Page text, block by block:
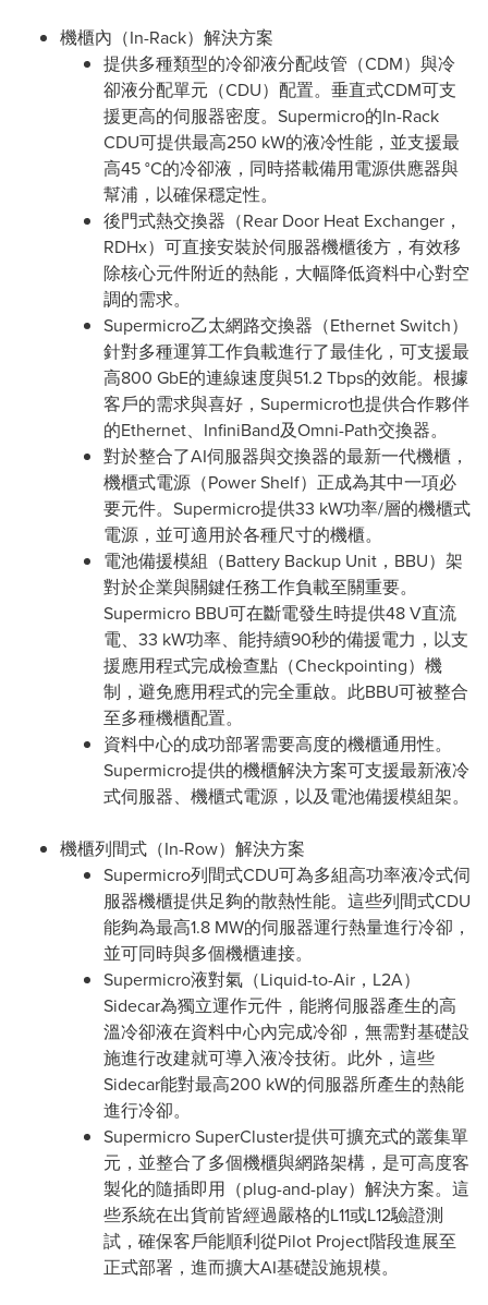
機櫃內（In-Rack）解決方案
提供多種類型的冷卻液分配歧管（CDM）與冷
卻液分配單元（CDU）配置。垂直式CDM可支
援更高的伺服器密度。Supermicro的In-Rack
CDU可提供最高250 kW的液冷性能，並支援最
高45 °C的冷卻液，同時搭載備用電源供應器與
幫浦，以確保穩定性。
後門式熱交換器（Rear Door Heat Exchanger，
RDHx）可直接安裝於伺服器機櫃後方，有效移
除核心元件附近的熱能，大幅降低資料中心對空
調的需求。
Supermicro乙太網路交換器（Ethernet Switch）
針對多種運算工作負載進行了最佳化，可支援最
高800 GbE的連線速度與51.2 Tbps的效能。根據
客戶的需求與喜好，Supermicro也提供合作夥伴
的Ethernet、InfiniBand及Omni-Path交換器。
對於整合了AI伺服器與交換器的最新一代機櫃，
機櫃式電源（Power Shelf）正成為其中一項必
要元件。Supermicro提供33 kW功率/層的機櫃式
電源，並可適用於各種尺寸的機櫃。
電池備援模組（Battery Backup Unit，BBU）架
對於企業與關鍵任務工作負載至關重要。
Supermicro BBU可在斷電發生時提供48 V直流
電、33 kW功率、能持續90秒的備援電力，以支
援應用程式完成檢查點（Checkpointing）機
制，避免應用程式的完全重啟。此BBU可被整合
至多種機櫃配置。
資料中心的成功部署需要高度的機櫃通用性。
Supermicro提供的機櫃解決方案可支援最新液冷
式伺服器、機櫃式電源，以及電池備援模組架。
機櫃列間式（In-Row）解決方案
Supermicro列間式CDU可為多組高功率液冷式伺
服器機櫃提供足夠的散熱性能。這些列間式CDU
能夠為最高1.8 MW的伺服器運行熱量進行冷卻，
並可同時與多個機櫃連接。
Supermicro液對氣（Liquid-to-Air，L2A）
Sidecar為獨立運作元件，能將伺服器產生的高
溫冷卻液在資料中心內完成冷卻，無需對基礎設
施進行改建就可導入液冷技術。此外，這些
Sidecar能對最高200 kW的伺服器所產生的熱能
進行冷卻。
Supermicro SuperCluster提供可擴充式的叢集單
元，並整合了多個機櫃與網路架構，是可高度客
製化的隨插即用（plug-and-play）解決方案。這
些系統在出貨前皆經過嚴格的L11或L12驗證測
試，確保客戶能順利從Pilot Project階段進展至
正式部署，進而擴大AI基礎設施規模。